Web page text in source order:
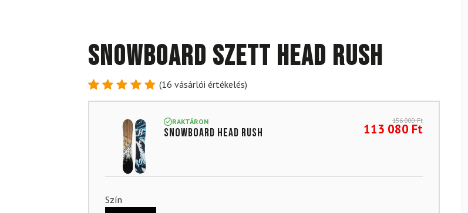
Snowboard szett HEAD Rush
Értékelés
5-ből,
16
értékelés
alapján
(16 vásárlói értékelés)
RAKTÁRON
Snowboard HEAD Rush
156 000Ft
113 080 Ft
Szín